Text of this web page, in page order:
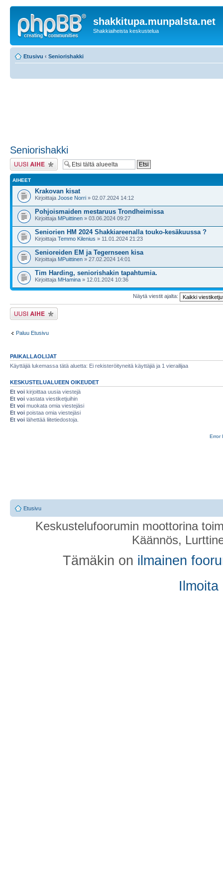
shakkitupa.munpalsta.net
Shakkiaiheista keskustelua
Etusivu ‹ Seniorishakki
Seniorishakki
Lähetä uusi viesti
AIHEET
Krakovan kisat
Kirjoittaja Joose Norri » 02.07.2024 14:12
Pohjoismaiden mestaruus Trondheimissa
Kirjoittaja MPuittinen » 03.06.2024 09:27
Seniorien HM 2024 Shakkiareenalla touko-kesäkuussa ?
Kirjoittaja Temmo Kilenius » 11.01.2024 21:23
Senioreiden EM ja Tegernseen kisa
Kirjoittaja MPuittinen » 27.02.2024 14:01
Tim Harding, seniorishakin tapahtumia.
Kirjoittaja MHamina » 12.01.2024 10:36
Näytä viestit ajalta:
Lähetä uusi viesti
Paluu Etusivu
PAIKALLAOLIJAT
Käyttäjiä lukemassa tätä aluetta: Ei rekisteröityneitä käyttäjiä ja 1 vierailijaa
KESKUSTELUALUEEN OIKEUDET
Et voi kirjoittaa uusia viestejä
Et voi vastata viestiketjuihin
Et voi muokata omia viestejäsi
Et voi poistaa omia viestejäsi
Et voi lähettää liitetiedostoja.
Error
Etusivu
Keskustelufoorumin moottorina
Käännös,
Tämäkin on ilmainen